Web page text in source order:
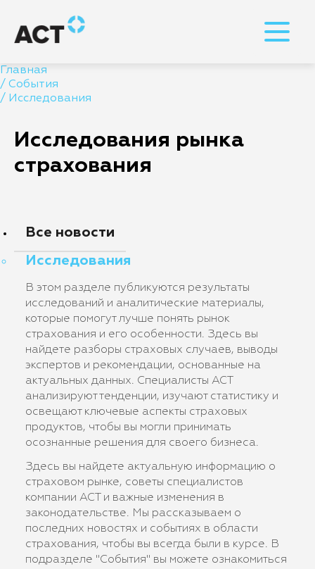
Главная
/ События
/ Исследования
Исследования рынка
страхования
Все новости
Исследования
В этом разделе публикуются результаты
исследований и аналитические материалы,
которые помогут лучше понять рынок
страхования и его особенности. Здесь вы
найдете разборы страховых случаев, выводы
экспертов и рекомендации, основанные на
актуальных данных. Специалисты АСТ
анализируют тенденции, изучают статистику и
освещают ключевые аспекты страховых
продуктов, чтобы вы могли принимать
осознанные решения для своего бизнеса.
Здесь вы найдете актуальную информацию о
страховом рынке, советы специалистов
компании АСТ и важные изменения в
законодательстве. Мы рассказываем о
последних новостях и событиях в области
страхования, чтобы вы всегда были в курсе. В
подразделе "События" вы можете ознакомиться